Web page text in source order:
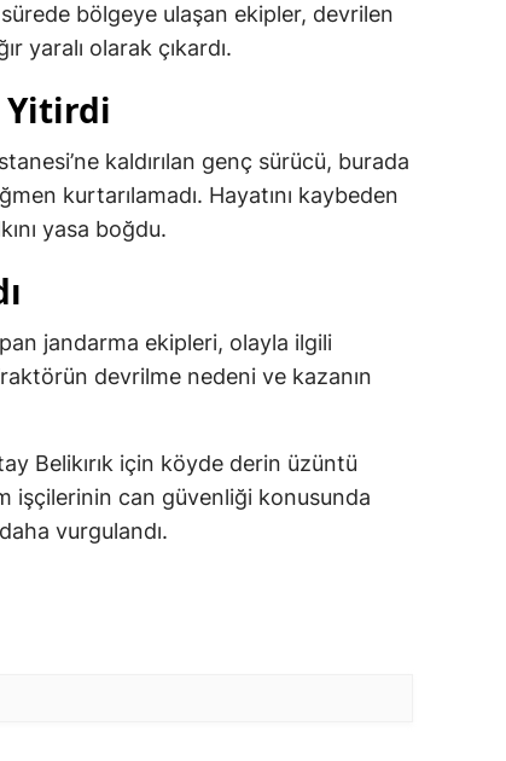
bölgeye ulaşan ekipler, devrilen
yaralı olarak çıkardı.
Yitirdi
kaldırılan genç sürücü, burada
kurtarılamadı. Hayatını kaybeden
yasa boğdu.
jandarma ekipleri, olayla ilgili
devrilme nedeni ve kazanın
Belikırık için köyde derin üzüntü
işçilerinin can güvenliği konusunda
vurgulandı.